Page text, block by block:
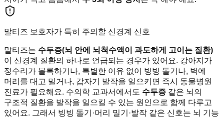
말티즈 보호자가 특히 주의할 신경계 신호
말티즈는 수두증(뇌 안에 뇌척수액이 과도하게 고이는 질환)
이 신경계 질환의 하나로 언급되는 경우가 있어요. 강아지가
정수리가 볼록하거나, 특별한 이유 없이 빙빙 돌거나, 벽에
머리를 대고 밀거나, 갑자기 발작을 일으키면 즉시 동물병원
진료가 필요해요. 수의학 교과서에서도 수두증 같은 뇌의
구조적 질환을 발작을 일으킬 수 있는 원인으로 함께 다루고
있어요. 그래서 빙빙 돌기·머리 밀기·발작 같은 신호는 뇌 기능